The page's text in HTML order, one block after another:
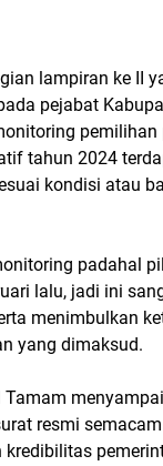
lampiran ke II
pejabat
tahun 2024
kondisi atau
padahal
lalu, jadi ini
menimbulkan
yang dimaksud.
Tamam
resmi
kredibilitas